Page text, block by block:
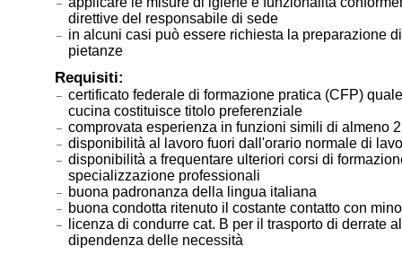
direttive del responsabile di sede
in alcuni casi può essere richiesta la preparazione
pietanze
Requisiti:
certificato federale di formazione pratica (CFP)
cucina costituisce titolo preferenziale
comprovata esperienza in funzioni simili di almeno
disponibilità al lavoro fuori dall'orario normale di
disponibilità a frequentare ulteriori corsi di
specializzazione professionali
buona padronanza della lingua italiana
buona condotta ritenuto il costante contatto con
licenza di condurre cat. B per il trasporto di derrate
dipendenza delle necessità